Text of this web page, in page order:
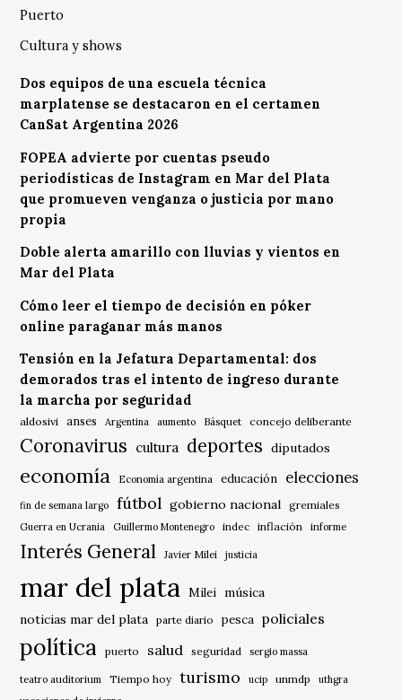
Puerto
Cultura y shows
Dos equipos de una escuela técnica
marplatense se destacaron en el certamen
CanSat Argentina 2026
FOPEA advierte por cuentas pseudo
periodísticas de Instagram en Mar del Plata
que promueven venganza o justicia por mano
propia
Doble alerta amarillo con lluvias y vientos en
Mar del Plata
Cómo leer el tiempo de decisión en póker
online paraganar más manos
Tensión en la Jefatura Departamental: dos
demorados tras el intento de ingreso durante
la marcha por seguridad
aldosivi anses Argentina aumento Básquet concejo deliberante
Coronavirus cultura deportes diputados
economía Economía argentina educación elecciones
fin de semana largo fútbol gobierno nacional gremiales
Guerra en Ucrania Guillermo Montenegro indec inflación informe
Interés General Javier Milei justicia
mar del plata Milei música
noticias mar del plata
parte diario pesca policiales
política puerto salud seguridad sergio massa
teatro auditorium Tiempo hoy turismo ucip unmdp
uthgra